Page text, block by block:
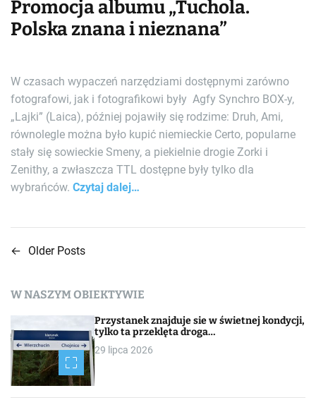
Promocja albumu „Tuchola.
Polska znana i nieznana”
W czasach wypaczeń narzędziami dostępnymi zarówno
fotografowi, jak i fotografikowi były Agfy Synchro BOX-y,
„Lajki” (Laica), później pojawiły się rodzime: Druh, Ami,
równolegle można było kupić niemieckie Certo, popularne
stały się sowieckie Smeny, a piekielnie drogie Zorki i
Zenithy, a zwłaszcza TTL dostępne były tylko dla
wybrańców. Czytaj dalej…
N
i
g
a
← Older Posts
W NASZYM OBIEKTYWIE
Przystanek znajduje sie w świetnej kondycji,
tylko ta przeklęta droga…
29 lipca 2026